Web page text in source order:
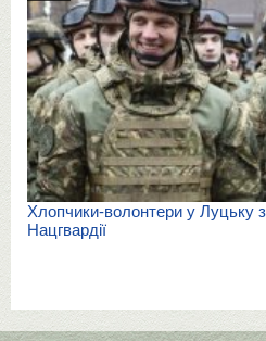
Хлопчики-волонтери у Луцьку
Нацгвардії